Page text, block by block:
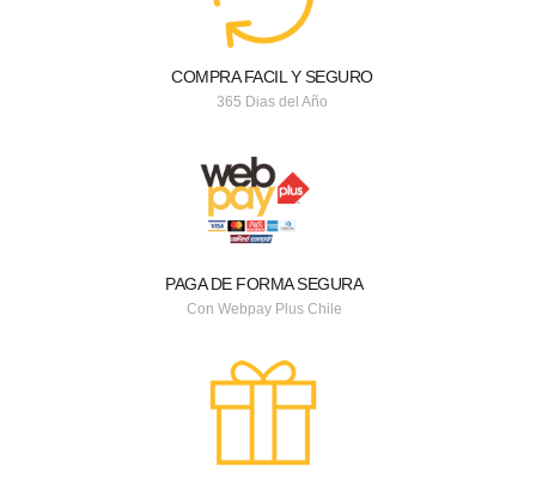
COMPRA FACIL Y SEGURO
365 Dias del Año
PAGA DE FORMA SEGURA
Con Webpay Plus Chile